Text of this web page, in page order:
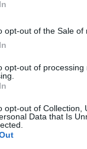
opt-out of the Sale of
opt-out of
opt-out of Collection,
Data that Is
passano, le
momenti
cessa di
Il
e ogni
concreta per il
non sono